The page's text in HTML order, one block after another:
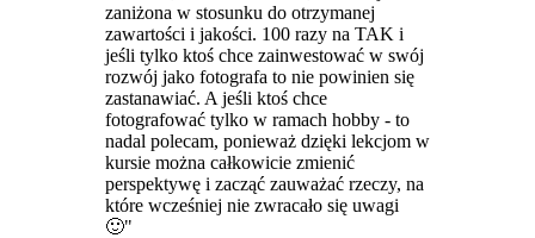
zaniżona w stosunku do otrzymanej
zawartości i jakości. 100 razy na TAK i
jeśli tylko ktoś chce zainwestować w swój
rozwój jako fotografa to nie powinien się
zastanawiać. A jeśli ktoś chce
fotografować tylko w ramach hobby - to
nadal polecam, ponieważ dzięki lekcjom w
kursie można całkowicie zmienić
perspektywę i zacząć zauważać rzeczy, na
które wcześniej nie zwracało się uwagi
🙂"